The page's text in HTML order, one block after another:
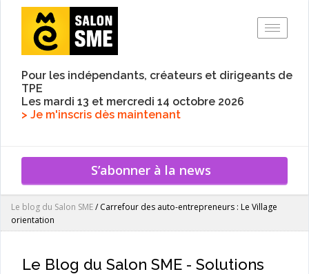
Pour les indépendants, créateurs et dirigeants de
TPE
Les mardi 13 et mercredi 14 octobre 2026
> Je m'inscris dès maintenant
S’abonner à la news
Le blog du Salon SME/Carrefour des auto-entrepreneurs : Le Village
orientation
Le Blog du Salon SME - Solutions